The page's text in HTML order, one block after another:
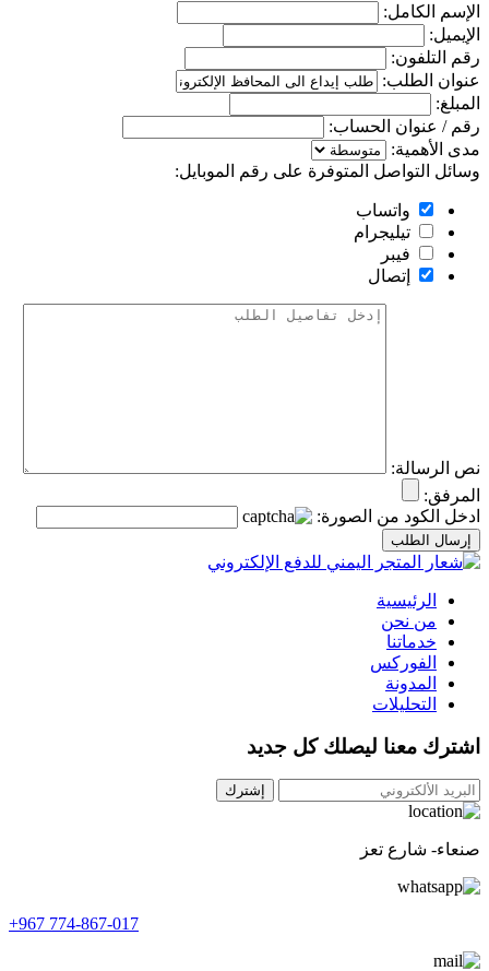
الإسم الكامل:
الإيميل:
رقم التلفون:
عنوان الطلب:
المبلغ:
رقم / عنوان الحساب:
مدى الأهمية:
وسائل التواصل المتوفرة على رقم الموبايل:
واتساب
تيليجرام
فيبر
إتصال
نص الرسالة:
المرفق:
ادخل الكود من الصورة:
إرسال الطلب
الرئيسية
من نحن
خدماتنا
الفوركس
المدونة
التحليلات
اشترك معنا ليصلك كل جديد
إشترك
صنعاء- شارع تعز
+967 774-867-017